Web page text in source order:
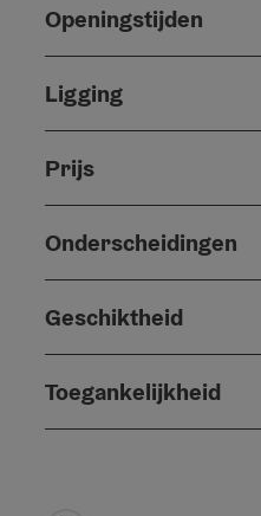
Openingstijden
Ligging
Prijs
Onderscheidingen
Geschiktheid
Toegankelijkheid